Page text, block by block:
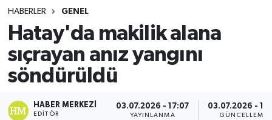
HABERLER GENEL
Hatay'da makilik alana
sıçrayan anız yangını
söndürüldü
HABER MERKEZI
EDITÖR
03.07.2026 - 17:07
YAYINLANMA
03.07.2026 -
GÜNCELLEME